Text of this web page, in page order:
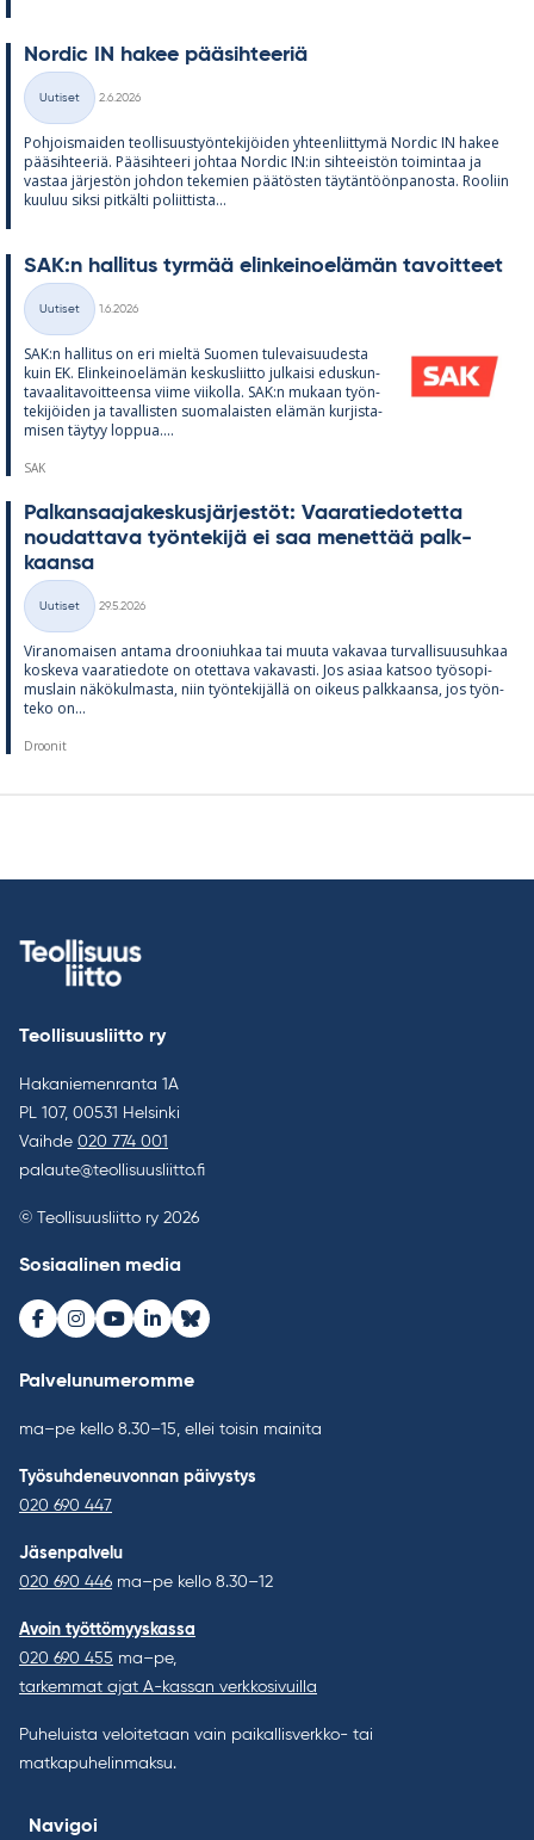
Nor­dic IN ha­kee pää­sih­tee­riä
Kategoriat
Uutiset
2.6.2026
Poh­jois­mai­den teol­li­suus­työn­te­ki­jöi­den yh­teen­liit­tymä Nor­dic IN ha­kee
pää­sih­tee­riä. Pää­sih­teeri joh­taa Nor­dic IN:in sih­tee­is­tön toi­min­taa ja
vas­taa jär­jes­tön joh­don te­ke­mien pää­tös­ten täy­tän­töön­pa­nosta. Roo­liin
kuu­luu siksi pit­kälti po­liit­tista...
SAK:n hal­li­tus tyr­mää elin­kei­noe­lä­män ta­voit­teet
Kategoriat
Uutiset
1.6.2026
SAK:n hal­li­tus on eri mieltä Suo­men tu­le­vai­suu­desta
kuin EK. Elin­kei­noe­lä­män kes­kus­liitto jul­kaisi edus­kun­
ta­vaa­li­ta­voit­teensa viime vii­kolla. SAK:n mu­kaan työn­
te­ki­jöi­den ja ta­val­lis­ten suo­ma­lais­ten elä­män kur­jis­ta­
mi­sen täy­tyy lop­pua....
SAK
Pal­kan­saa­ja­kes­kus­jär­jes­töt: Vaa­ra­tie­do­tetta
nou­dat­tava työn­te­kijä ei saa me­net­tää palk­
kaansa
Kategoriat
Uutiset
29.5.2026
Vi­ran­omai­sen an­tama droo­niuh­kaa tai muuta va­ka­vaa tur­val­li­suusuh­kaa
kos­keva vaa­ra­tie­dote on otet­tava va­ka­vasti. Jos asiaa kat­soo työ­so­pi­
mus­lain nä­kö­kul­masta, niin työn­te­ki­jällä on oi­keus palk­kaansa, jos työn­
teko on...
Droonit
Teollisuusliitto ry
Hakaniemenranta 1A
PL 107, 00531 Helsinki
Vaihde 020 774 001
palaute@teollisuusliitto.fi
© Teollisuusliitto ry 2026
Sosiaalinen media
Facebook
Instagram
Youtube
LinkedInBluesky
Palvelunumeromme
ma–pe kello 8.30–15, ellei toisin mainita
Työsuhdeneuvonnan päivystys
020 690 447
Jäsenpalvelu
020 690 446 ma–pe kello 8.30–12
Avoin työttömyyskassa
020 690 455 ma–pe,
tarkemmat ajat A-kassan verkkosivuilla
Puheluista veloitetaan vain paikallisverkko- tai
matkapuhelinmaksu.
Navigoi